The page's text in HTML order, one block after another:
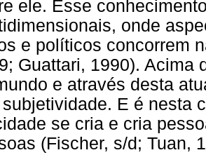
ele. Esse
onde
e políticos concorrem
Guattari, 1990). Acima
e através desta
E é nesta
se cria e cria
(Fischer, s/d; Tuan,